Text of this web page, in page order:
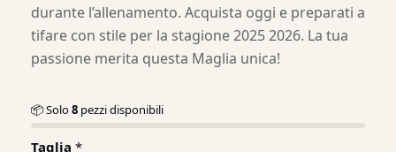
durante l’allenamento. Acquista oggi e preparati a
tifare con stile per la stagione 2025 2026. La tua
passione merita questa Maglia unica!
📦 Solo8 pezzi disponibili
Taglia *